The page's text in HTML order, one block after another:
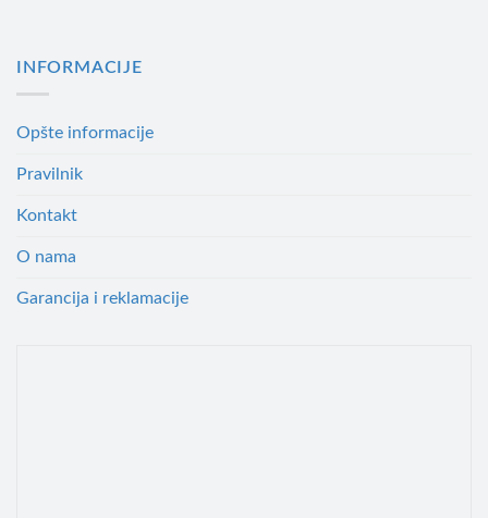
INFORMACIJE
Opšte informacije
Pravilnik
Kontakt
O nama
Garancija i reklamacije